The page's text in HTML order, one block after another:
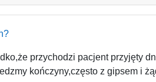
przychodzi pacjent przyjęty
kończyny,często z gipsem i